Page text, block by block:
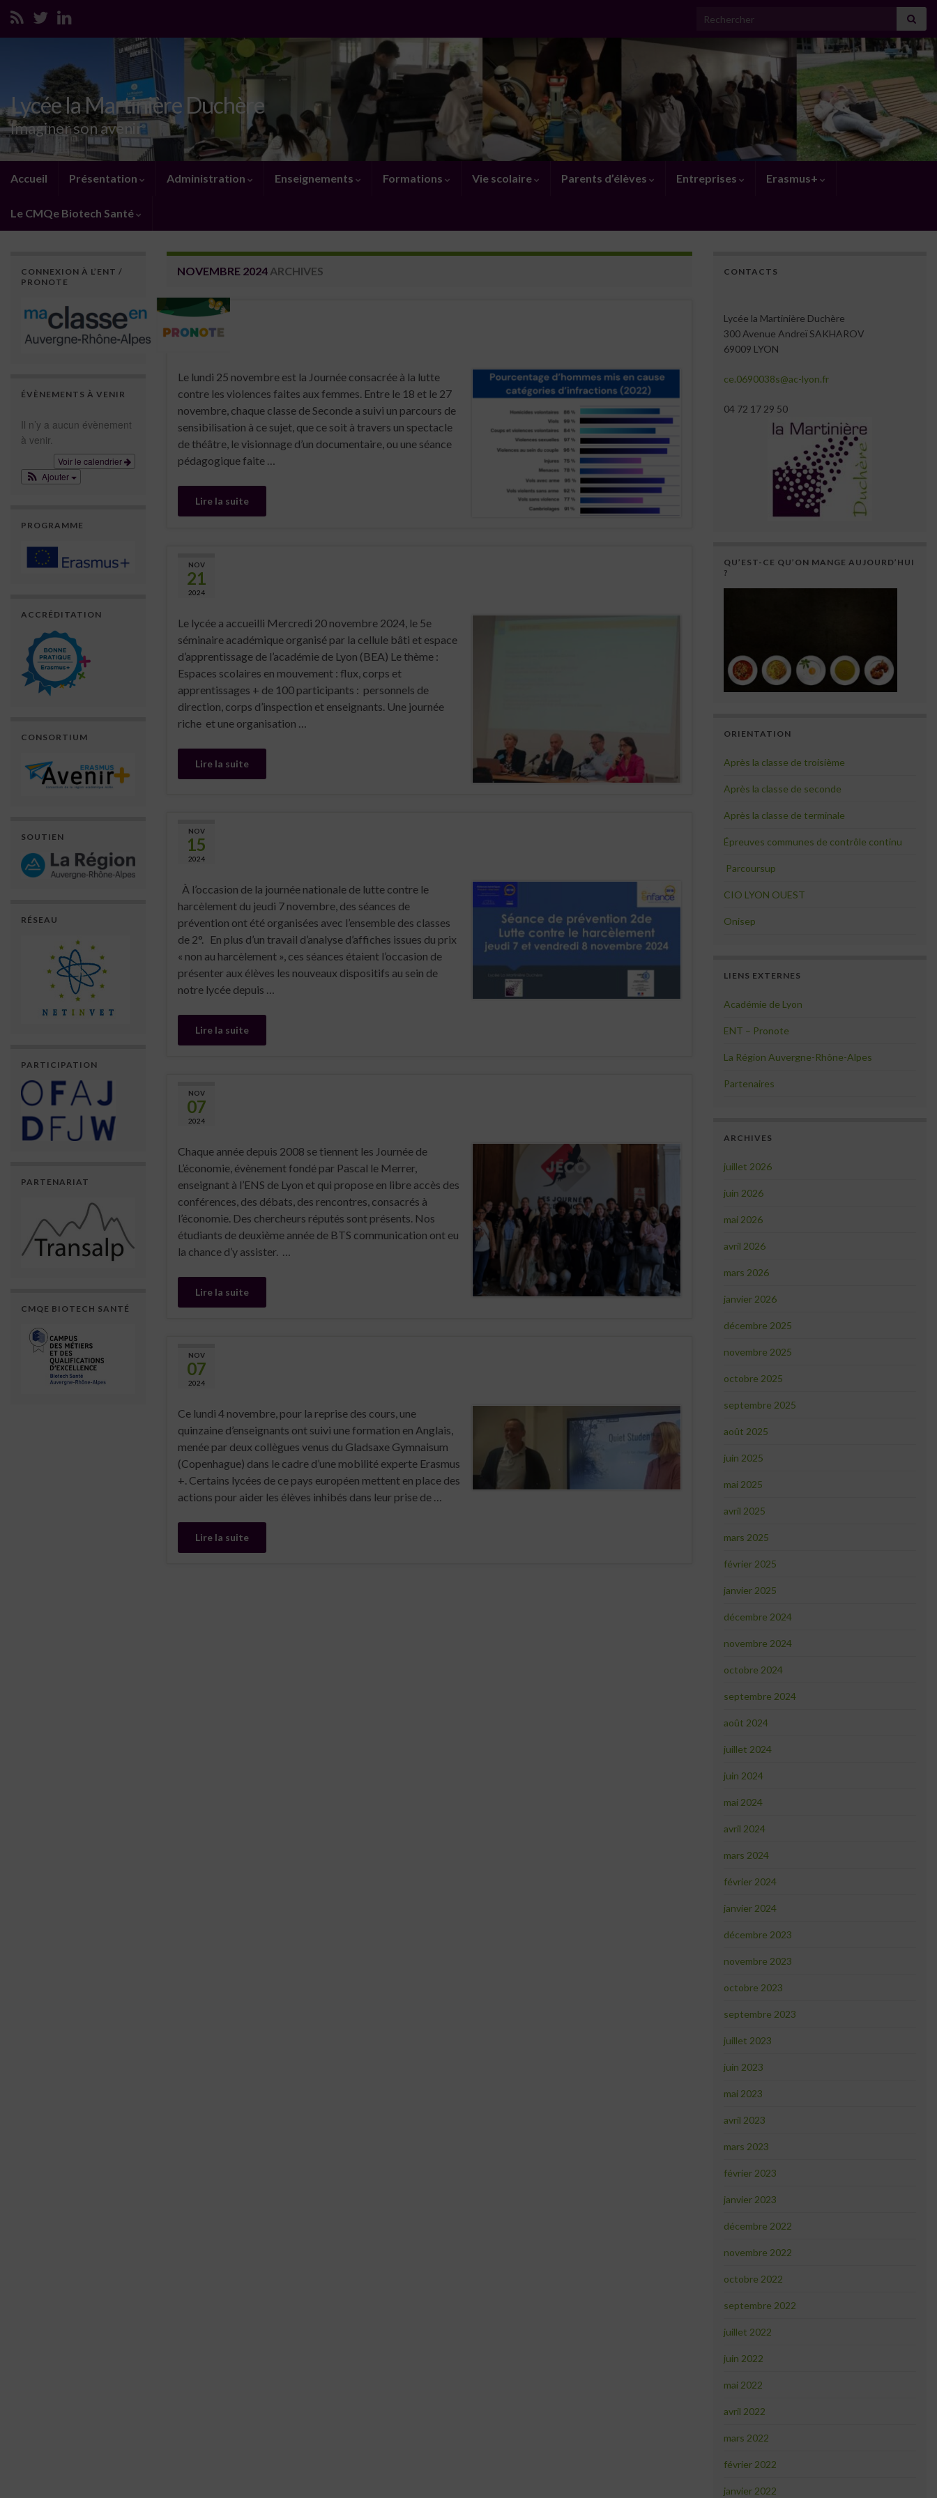
Search for:
Lycée la Martinière Duchère
Imaginer son avenir
Accueil Présentation Administration Enseignements Formations Vie scolaire Parents d’élèves Entreprises Erasmus+
Le CMQe Biotech Santé
NOVEMBRE 2024 ARCHIVES
NOV
25
Le lundi 25 novembre est la Journée consacrée à la lutte
contre les violences faites aux femmes. Entre le 18 et le 27
novembre, chaque classe de Seconde a suivi un parcours de
sensibilisation à ce sujet, que ce soit à travers un spectacle
de théâtre, le visionnage d’un documentaire, ou une séance
pédagogique faite …
Lire la suite
NOV
21
2024
Le lycée a accueilli Mercredi 20 novembre 2024, le 5e
séminaire académique organisé par la cellule bâti et espace
d’apprentissage de l’académie de Lyon (BEA) Le thème :
Espaces scolaires en mouvement : flux, corps et
apprentissages + de 100 participants : personnels de
direction, corps d’inspection et enseignants. Une journée
riche et une organisation …
Lire la suite
NOV
15
2024
À l’occasion de la journée nationale de lutte contre le
harcèlement du jeudi 7 novembre, des séances de
prévention ont été organisées avec l’ensemble des classes
de 2°. En plus d’un travail d’analyse d’affiches issues du prix
« non au harcèlement », ces séances étaient l’occasion de
présenter aux élèves les nouveaux dispositifs au sein de
notre lycée depuis …
Lire la suite
NOV
07
2024
Chaque année depuis 2008 se tiennent les Journée de
L’économie, évènement fondé par Pascal le Merrer,
enseignant à l’ENS de Lyon et qui propose en libre accès des
conférences, des débats, des rencontres, consacrés à
l’économie. Des chercheurs réputés sont présents. Nos
étudiants de deuxième année de BTS communication ont eu
la chance d’y assister. …
Lire la suite
NOV
07
2024
Ce lundi 4 novembre, pour la reprise des cours, une
quinzaine d’enseignants ont suivi une formation en Anglais,
menée par deux collègues venus du Gladsaxe Gymnaisum
(Copenhague) dans le cadre d’une mobilité experte Erasmus
+. Certains lycées de ce pays européen mettent en place des
actions pour aider les élèves inhibés dans leur prise de …
Lire la suite
CONNEXION À L’ENT /
PRONOTE
ÉVÈNEMENTS À VENIR
Il n’y a aucun évènement
à venir.
Voir le calendrier
Ajouter
PROGRAMME
ACCRÉDITATION
CONSORTIUM
SOUTIEN
RÉSEAU
PARTICIPATION
PARTENARIAT
CMQE BIOTECH SANTÉ
CONTACTS
Lycée la Martinière Duchère
300 Avenue Andreï SAKHAROV
69009 LYON
ce.0690038s@ac-lyon.fr
04 72 17 29 50
QU’EST-CE QU’ON MANGE AUJOURD’HUI
?
ORIENTATION
Après la classe de troisième
Après la classe de seconde
Après la classe de terminale
Épreuves communes de contrôle continu
Parcoursup
CIO LYON OUEST
Onisep
LIENS EXTERNES
Académie de Lyon
ENT – Pronote
La Région Auvergne-Rhône-Alpes
Partenaires
ARCHIVES
juillet 2026
juin 2026
mai 2026
avril 2026
mars 2026
janvier 2026
décembre 2025
novembre 2025
octobre 2025
septembre 2025
août 2025
juin 2025
mai 2025
avril 2025
mars 2025
février 2025
janvier 2025
décembre 2024
novembre 2024
octobre 2024
septembre 2024
août 2024
juillet 2024
juin 2024
mai 2024
avril 2024
mars 2024
février 2024
janvier 2024
décembre 2023
novembre 2023
octobre 2023
septembre 2023
juillet 2023
juin 2023
mai 2023
avril 2023
mars 2023
février 2023
janvier 2023
décembre 2022
novembre 2022
octobre 2022
septembre 2022
juillet 2022
juin 2022
mai 2022
avril 2022
mars 2022
février 2022
janvier 2022